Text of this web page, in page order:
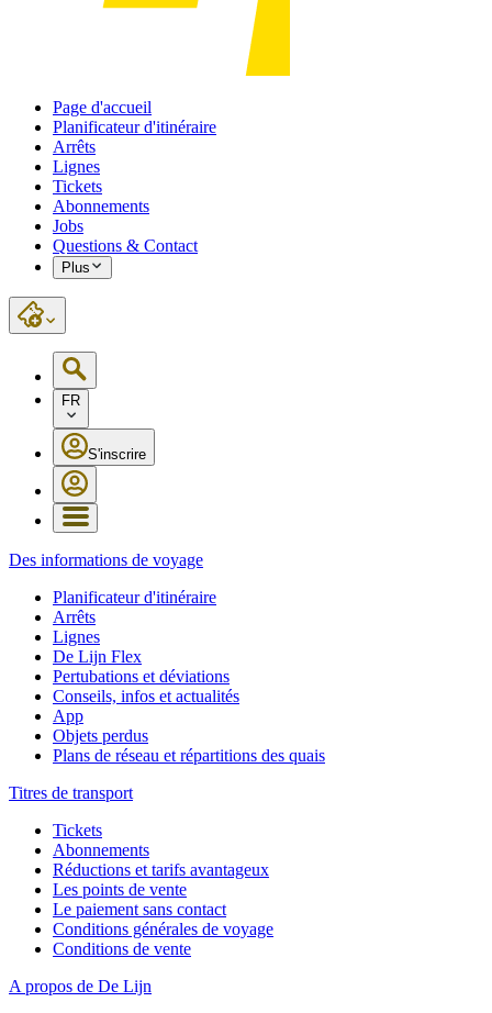
Page d'accueil
Planificateur d'itinéraire
Arrêts
Lignes
Tickets
Abonnements
Jobs
Questions & Contact
Plus
FR
S'inscrire
Des informations de voyage
Planificateur d'itinéraire
Arrêts
Lignes
De Lijn Flex
Pertubations et déviations
Conseils, infos et actualités
App
Objets perdus
Plans de réseau et répartitions des quais
Titres de transport
Tickets
Abonnements
Réductions et tarifs avantageux
Les points de vente
Le paiement sans contact
Conditions générales de voyage
Conditions de vente
A propos de De Lijn